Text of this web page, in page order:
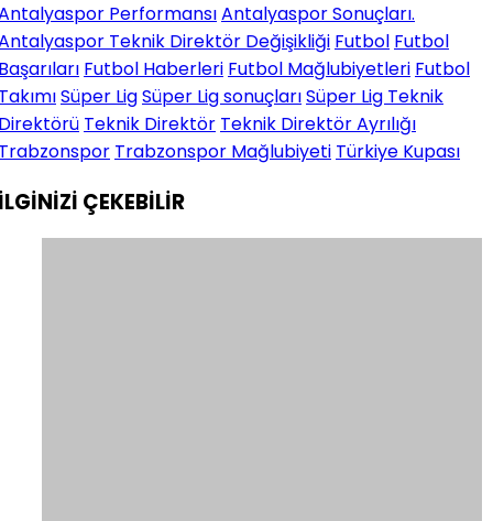
PerformansıAntalyaspor Sonuçları.
Teknik Direktör Değişikliği Futbol Futbol
Futbol Haberleri Futbol Mağlubiyetleri Futbol
Süper LigSüper Lig sonuçlarıSüper Lig Teknik
Teknik Direktör Teknik Direktör Ayrılığı
Trabzonspor Mağlubiyeti Türkiye Kupası
ÇEKEBİLİR